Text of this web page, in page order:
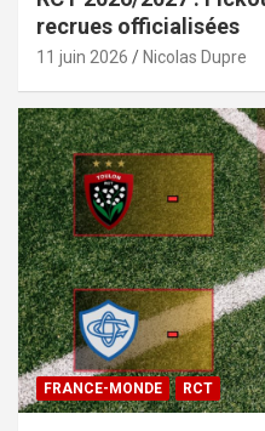
recrues officialisées
11 juin 2026 Nicolas Dupre
FRANCE-MONDE RCT